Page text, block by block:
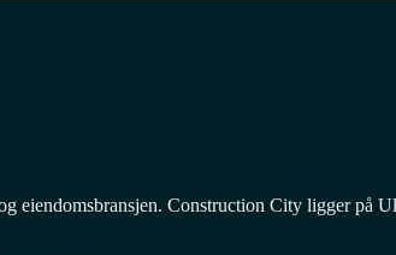
eiendomsbransjen. Construction City ligger på